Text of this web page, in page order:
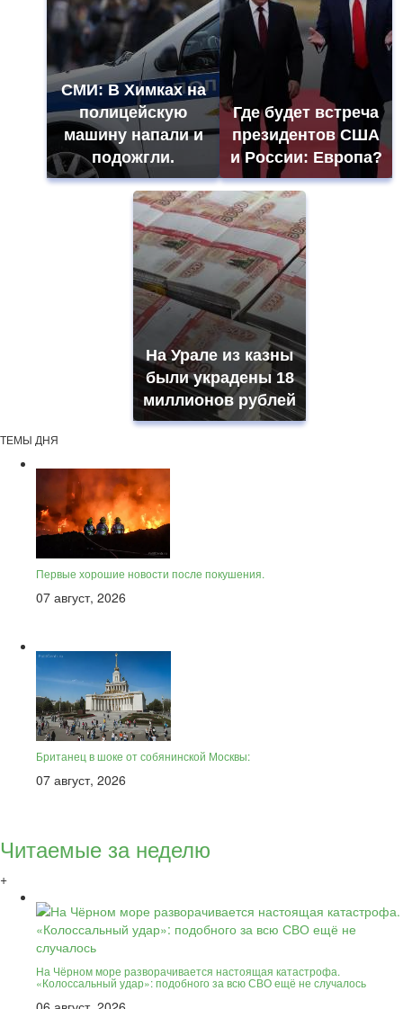
СМИ: В Химках на
полицейскую
машину напали и
подожгли.
Где будет встреча
президентов США
и России: Европа?
На Урале из казны
были украдены 18
миллионов рублей
ТЕМЫ ДНЯ
Первые хорошие новости после покушения.
07 август, 2026
Британец в шоке от собянинской Москвы:
07 август, 2026
Читаемые за неделю
+
На Чёрном море разворачивается настоящая катастрофа.
«Колоссальный удар»: подобного за всю СВО ещё не случалось